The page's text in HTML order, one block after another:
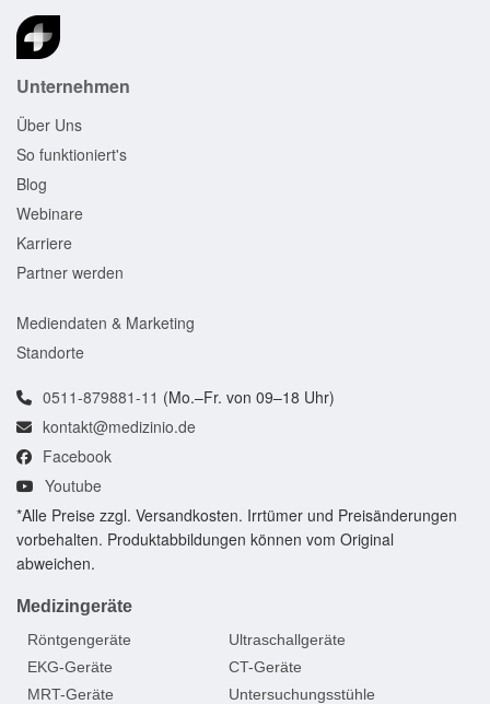
Unternehmen
Über Uns
So funktioniert's
Blog
Webinare
Karriere
Partner werden
Mediendaten & Marketing
Standorte
0511-879881-11 (Mo.–Fr. von 09–18 Uhr)
kontakt@medizinio.de
Facebook
Youtube
*Alle Preise zzgl. Versandkosten. Irrtümer und Preisänderungen
vorbehalten. Produktabbildungen können vom Original
abweichen.
Medizingeräte
Röntgengeräte
Ultraschallgeräte
EKG-Geräte
CT-Geräte
MRT-Geräte
Untersuchungsstühle